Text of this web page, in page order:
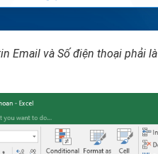
Email và Số điện thoại phải là